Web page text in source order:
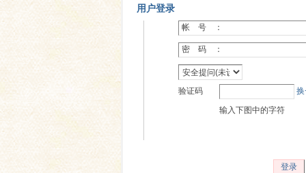
用户登录
帐 号 ：
密 码 ：
验证码
输入下图中的字符
登录